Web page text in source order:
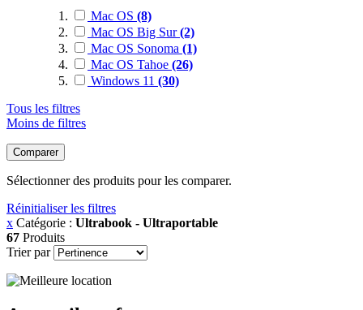
Mac OS (8)
Mac OS Big Sur(2)
Mac OS Sonoma (1)
Mac OS Tahoe (26)
Windows 11 (30)
Tous les filtres
Moins de filtres
Comparer
Sélectionner des produits pour les comparer.
Réinitialiser les filtres
x Catégorie : Ultrabook - Ultraportable
67 Produits
Trier par